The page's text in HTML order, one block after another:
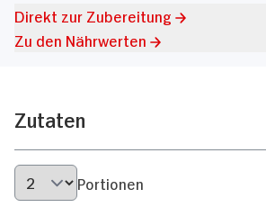
Direkt zur Zubereitung
Zu den Nährwerten
Zutaten
Portionen